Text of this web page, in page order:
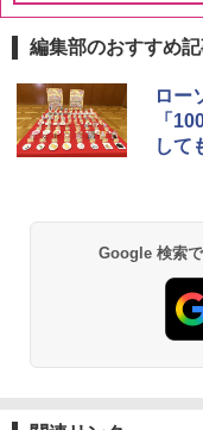
編集部のおすすめ
ロー
「
して
Google 検索